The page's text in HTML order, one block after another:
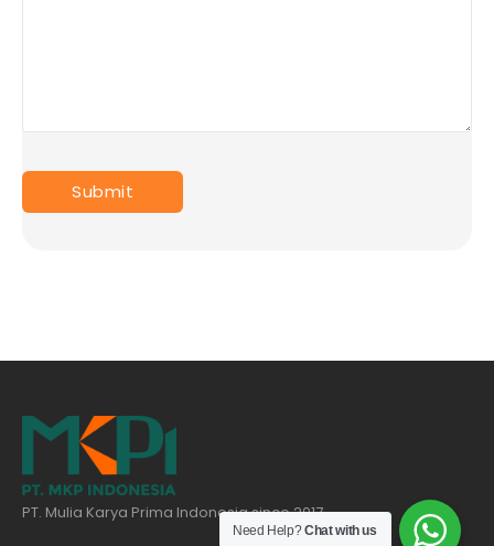
PT. Mulia Karya Prima Indonesia since 2017
Need Help?Chat with us